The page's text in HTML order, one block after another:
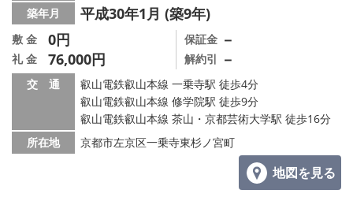
会社概要
メールでお問い合わせ
築年月 平成30年1月 (築9年)
敷 金 0円
礼 金 76,000円
保証金 －
解約引 －
交 通
叡山電鉄叡山本線 一乗寺駅 徒歩4分
叡山電鉄叡山本線 修学院駅 徒歩9分
叡山電鉄叡山本線 茶山・京都芸術大学駅 徒歩16分
所在地
京都市左京区一乗寺東杉ノ宮町
地図を見る